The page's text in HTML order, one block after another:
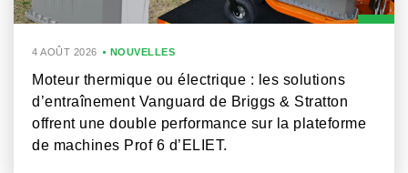
4 AOÛT 2026 NOUVELLES
Moteur thermique ou électrique : les solutions
d’entraînement Vanguard de Briggs & Stratton
offrent une double performance sur la plateforme
de machines Prof 6 d’ELIET.